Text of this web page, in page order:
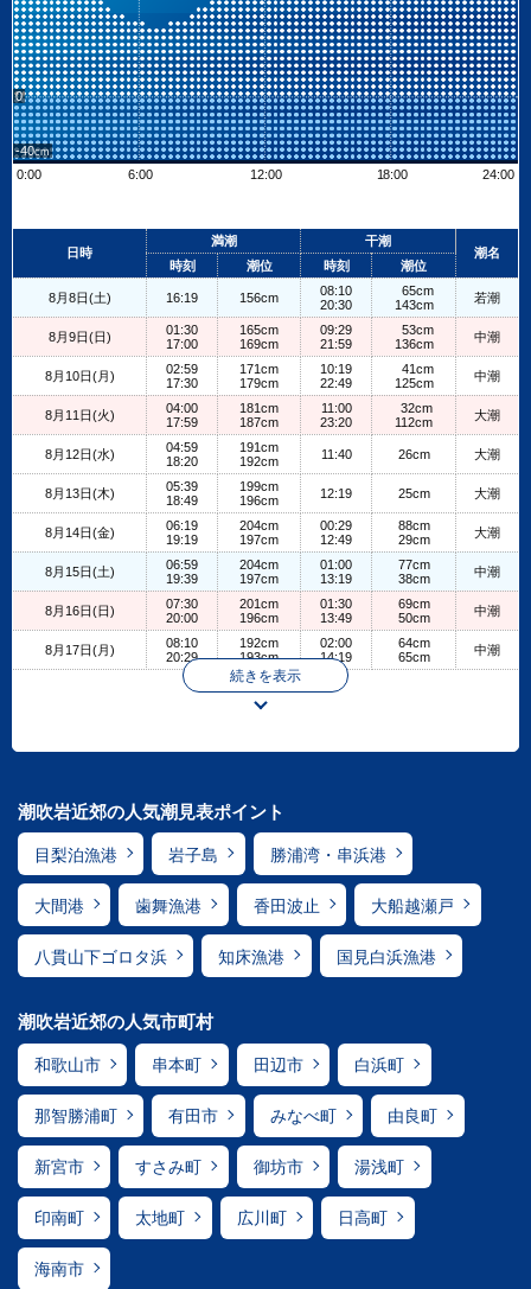
0
-40
0:00
6:00 12:00 18:00 24:00
+
日時
満潮
干潮
潮名
時刻
潮位 時刻 潮位
8月8日(土) 16:19 156cm
08:10
20:30
65cm
143cm
若潮
8月9日(日)
01:30
17:00
165cm
169cm
09:29
21:59
53cm
136cm
中潮
8月10日(月)
02:59
17:30
171cm
179cm
10:19
22:49
41cm
125cm
中潮
8月11日(火)
04:00
17:59
181cm
187cm
11:00
23:20
32cm
112cm
大潮
8月12日(水)
04:59
18:20
191cm
192cm
11:40 26cm 大潮
8月13日(木)
05:39
18:49
199cm
196cm
12:19 25cm 大潮
8月14日(金)
06:19
19:19
204cm
197cm
00:29
12:49
88cm
29cm
大潮
8月15日(土)
06:59
19:39
204cm
197cm
01:00
13:19
77cm
38cm
中潮
8月16日(日)
07:30
20:00
201cm
196cm
01:30
13:49
69cm
50cm
中潮
8月17日(月)
08:10
20:29
192cm
193cm
02:00
14:19
64cm
65cm
中潮
続きを表示
潮吹岩近郊の人気潮見表ポイント
目梨泊漁港 岩子島 勝浦湾・串浜港
大間港 歯舞漁港 香田波止 大船越瀬戸
八貫山下ゴロタ浜 知床漁港 国見白浜漁港
潮吹岩近郊の人気市町村
和歌山市 串本町 田辺市 白浜町
那智勝浦町 有田市 みなべ町 由良町
新宮市 すさみ町 御坊市 湯浅町
印南町 太地町 広川町 日高町
海南市